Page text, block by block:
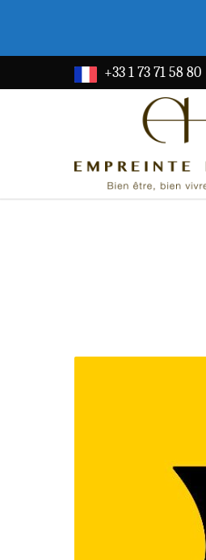
+33 1 73 71 58 80